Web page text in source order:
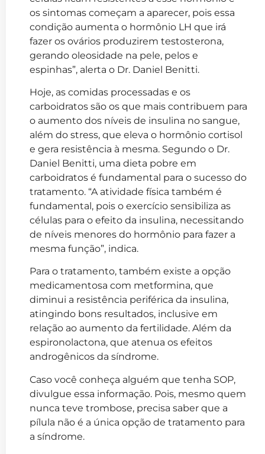
os sintomas começam a aparecer, pois essa
condição aumenta o hormônio LH que irá
fazer os ovários produzirem testosterona,
gerando oleosidade na pele, pelos e
espinhas”, alerta o Dr. Daniel Benitti.
Hoje, as comidas processadas e os
carboidratos são os que mais contribuem para
o aumento dos níveis de insulina no sangue,
além do stress, que eleva o hormônio cortisol
e gera resistência à mesma. Segundo o Dr.
Daniel Benitti, uma dieta pobre em
carboidratos é fundamental para o sucesso do
tratamento. “A atividade física também é
fundamental, pois o exercício sensibiliza as
células para o efeito da insulina, necessitando
de níveis menores do hormônio para fazer a
mesma função”, indica.
Para o tratamento, também existe a opção
medicamentosa com metformina, que
diminui a resistência periférica da insulina,
atingindo bons resultados, inclusive em
relação ao aumento da fertilidade. Além da
espironolactona, que atenua os efeitos
androgênicos da síndrome.
Caso você conheça alguém que tenha SOP,
divulgue essa informação. Pois, mesmo quem
nunca teve trombose, precisa saber que a
pílula não é a única opção de tratamento para
a síndrome.